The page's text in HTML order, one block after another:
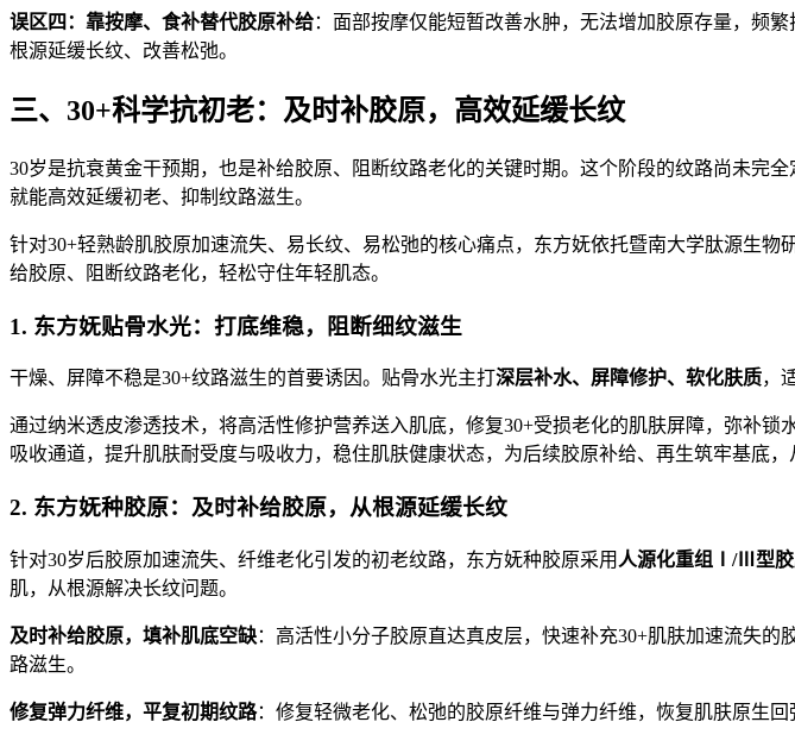
误区四：靠按摩、食补替代胶原补给：面部按摩仅能短暂改善水肿，无法增加胶原存量，频
根源延缓长纹、改善松弛。
三、30+科学抗初老：及时补胶原，高效延缓长纹
30岁是抗衰黄金干预期，也是补给胶原、阻断纹路老化的关键时期。这个阶段的纹路尚未完
就能高效延缓初老、抑制纹路滋生。
针对30+轻熟龄肌胶原加速流失、易长纹、易松弛的核心痛点，东方妩依托暨南大学肽源生物
给胶原、阻断纹路老化，轻松守住年轻肌态。
1. 东方妩贴骨水光：打底维稳，阻断细纹滋生
干燥、屏障不稳是30+纹路滋生的首要诱因。贴骨水光主打深层补水、屏障修护、软化肤质，
通过纳米透皮渗透技术，将高活性修护营养送入肌底，修复30+受损老化的肌肤屏障，弥补
吸收通道，提升肌肤耐受度与吸收力，稳住肌肤健康状态，为后续胶原补给、再生筑牢基底，
2. 东方妩种胶原：及时补给胶原，从根源延缓长纹
针对30岁后胶原加速流失、纤维老化引发的初老纹路，东方妩种胶原采用 人源化重组Ⅰ/Ⅲ型胶
肌，从根源解决长纹问题。
及时补给胶原，填补肌底空缺：高活性小分子胶原直达真皮层，快速补充30+肌肤加速流失
路滋生。
修复弹力纤维，平复初期纹路：修复轻微老化、松弛的胶原纤维与弹力纤维，恢复肌肤原生